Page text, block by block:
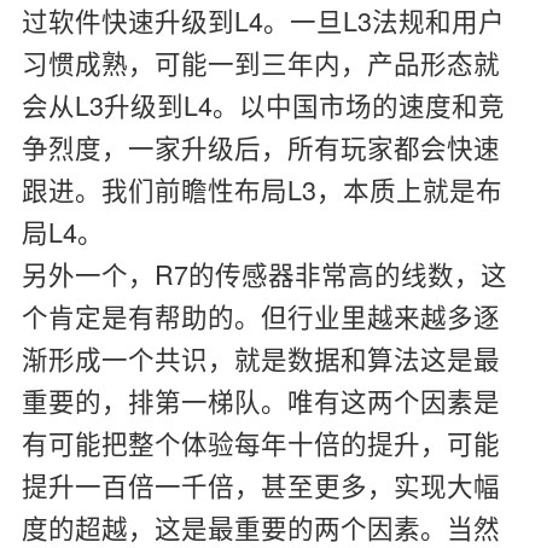
过软件快速升级到L4。一旦L3法规和用户
习惯成熟，可能一到三年内，产品形态就
会从L3升级到L4。以中国市场的速度和竞
争烈度，一家升级后，所有玩家都会快速
跟进。我们前瞻性布局L3，本质上就是布
局L4。
另外一个，R7的传感器非常高的线数，这
个肯定是有帮助的。但行业里越来越多逐
渐形成一个共识，就是数据和算法这是最
重要的，排第一梯队。唯有这两个因素是
有可能把整个体验每年十倍的提升，可能
提升一百倍一千倍，甚至更多，实现大幅
度的超越，这是最重要的两个因素。当然